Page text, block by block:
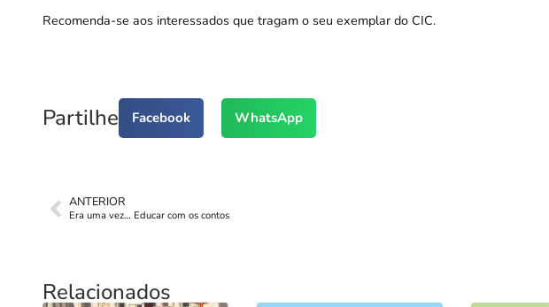
Recomenda-se aos interessados que tragam o seu exemplar do CIC.
Partilhe Facebook WhatsApp
ANTERIOR
Era uma vez… Educar com os contos
Relacionados